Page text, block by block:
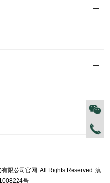
限公司官网 All Rights Reserved滇
号